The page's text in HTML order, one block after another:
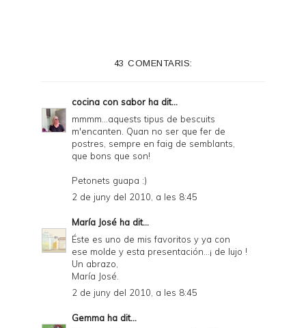
43 COMENTARIS:
cocina con sabor ha dit...
mmmm...aquests tipus de bescuits
m'encanten. Quan no ser que fer de
postres, sempre en faig de semblants,
que bons que son!
Petonets guapa :)
2 de juny del 2010, a les 8:45
María José ha dit...
Éste es uno de mis favoritos y ya con
ese molde y esta presentación...¡ de lujo !
Un abrazo,
María José.
2 de juny del 2010, a les 8:45
Gemma ha dit...